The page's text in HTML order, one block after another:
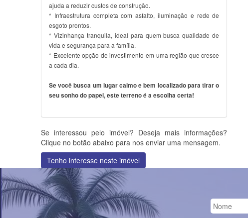
ajuda a reduzir custos de construção.
* Infraestrutura completa com asfalto, iluminação e rede de
esgoto prontos.
* Vizinhança tranquila, ideal para quem busca qualidade de
vida e segurança para a família.
* Excelente opção de investimento em uma região que cresce
a cada dia.
Se você busca um lugar calmo e bem localizado para tirar o
seu sonho do papel, este terreno é a escolha certa!
Se interessou pelo imóvel? Deseja mais informações?
Clique no botão abaixo para nos enviar uma mensagem.
Tenho interesse neste imóvel